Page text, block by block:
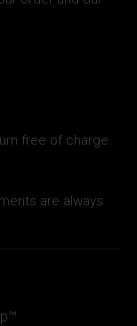
sul modo in
si occupano
media, i quali
che hai
free of charge.
are always